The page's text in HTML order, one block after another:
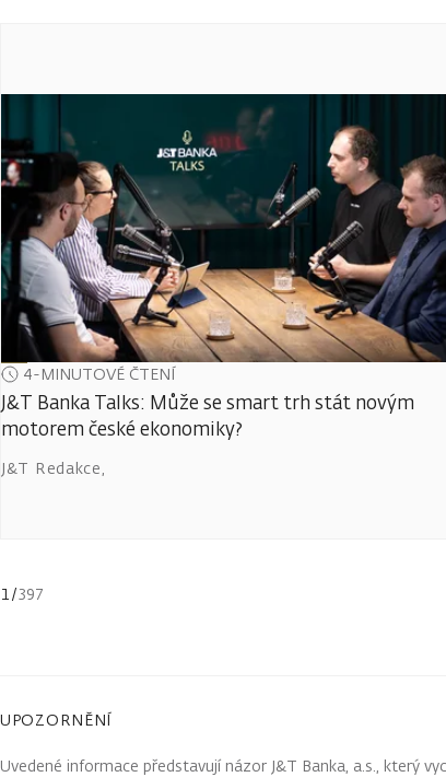
4-MINUTOVÉ ČTENÍ
J&T Banka Talks: Může se smart trh stát novým
motorem české ekonomiky?
J&T Redakce,
1/397
UPOZORNĚNÍ
Uvedené informace představují názor J&T Banka, a.s., který